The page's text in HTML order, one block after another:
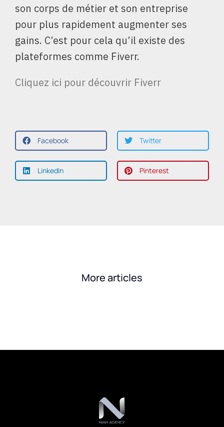
son corps de métier et son entreprise
pour plus rapidement augmenter ses
gains. C’est pour cela qu’il existe des
plateformes comme Fiverr.
Cliquez ici pour découvrir Fiverr
Facebook Twitter
LinkedIn Pinterest
More articles